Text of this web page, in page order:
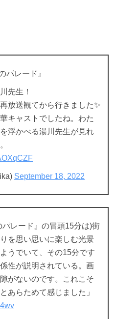
パレード』
先生！
放送観てから行きました✨
キャストでしたね。わた
浮かべる湯川先生が見れ
September 18, 2022
レード』の冒頭15分は)街
を思い思いに楽しむ光景
うでいて、その15分です
性が説明されている。画
がないのです。これこそ
あらためて感じました」